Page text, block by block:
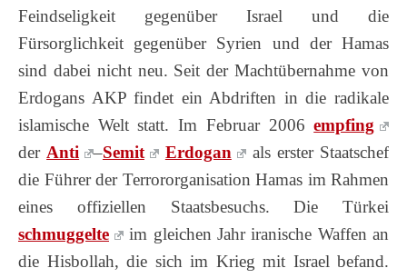
Feindseligkeit gegenüber Israel und die
Fürsorglichkeit gegenüber Syrien und der Hamas
sind dabei nicht neu. Seit der Machtübernahme von
Erdogans AKP findet ein Abdriften in die radikale
islamische Welt statt. Im Februar 2006empfing
derAnti –Semit Erdogan
als erster Staatschef
die Führer der Terrororganisation Hamas im Rahmen
eines offiziellen Staatsbesuchs. Die Türkei
schmuggelte
im gleichen Jahr iranische Waffen an
die Hisbollah, die sich im Krieg mit Israel befand.